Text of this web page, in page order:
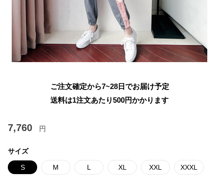
ご注文確定から7~28日でお届け予定
送料は1注文あたり500円かかります
7,760 円
サイズ
S M L XL XXL XXXL